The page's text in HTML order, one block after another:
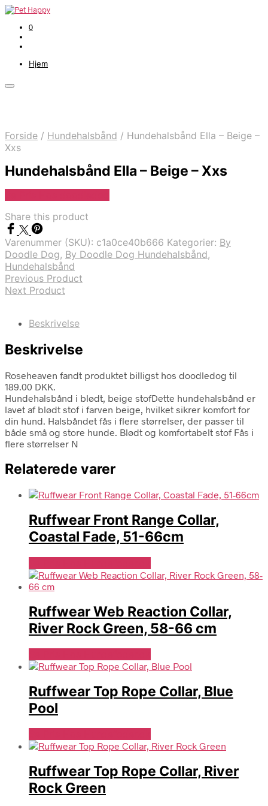
0
Hjem
Forside / Hundehalsbånd / Hundehalsbånd Ella – Beige –
Xxs
Hundehalsbånd Ella – Beige – Xxs
Share this product
Varenummer (SKU): c1a0ce40b666 Kategorier: By
Doodle Dog, By Doodle Dog Hundehalsbånd,
Hundehalsbånd
Previous Product
Next Product
Beskrivelse
Beskrivelse
Roseheaven fandt produktet billigst hos doodledog til
189.00 DKK.
Hundehalsbånd i blødt, beige stofDette hundehalsbånd er
lavet af blødt stof i farven beige, hvilket sikrer komfort for
din hund. Halsbåndet fås i flere størrelser, der passer til
både små og store hunde. Blødt og komfortabelt stof Fås i
flere størrelser N
Relaterede varer
Ruffwear Front Range Collar,
Coastal Fade, 51-66cm
Ruffwear Web Reaction Collar,
River Rock Green, 58-66 cm
Ruffwear Top Rope Collar, Blue
Pool
Ruffwear Top Rope Collar, River
Rock Green